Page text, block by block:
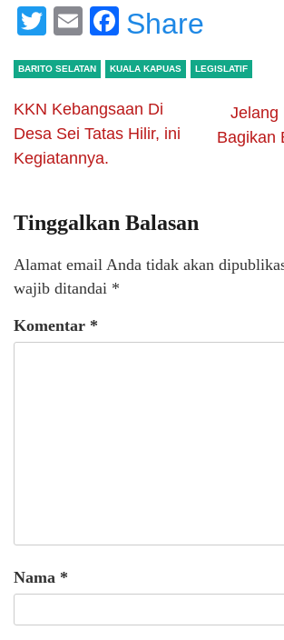
Twitter
EmailFacebook
Share
BARITO SELATAN KUALA KAPUAS LEGISLATIF
KKN Kebangsaan Di
Desa Sei Tatas Hilir, ini
Kegiatannya.
Jelang
Bagikan
Tinggalkan Balasan
Alamat email Anda tidak akan
wajib ditandai *
Komentar *
Nama *